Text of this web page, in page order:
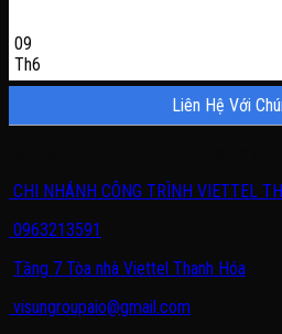
09
Th6
Liên Hệ Với
CHI NHÁNH CÔNG TRÌNH VIETTEL
0963213591
Tầng 7 Tòa nhà Viettel Thanh Hóa
visungroupaio@gmail.com